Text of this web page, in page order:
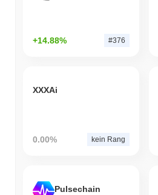
+14.88% #376
XXXAi
0.00% kein Rang
Pulsechain